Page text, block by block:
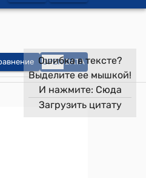
OPEN DATA
Ошибка в тексте?
Выделите ее мышкой!
И нажмите: Сюда
Загрузить цитату